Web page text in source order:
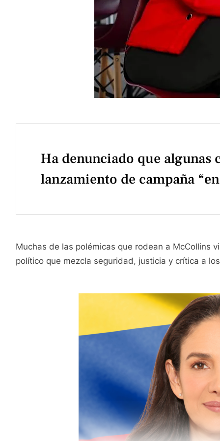
Ha denunciado que
lanzamiento de campaña
Muchas de las polémicas que rodean a McCollins
político que mezcla seguridad, justicia y crítica a